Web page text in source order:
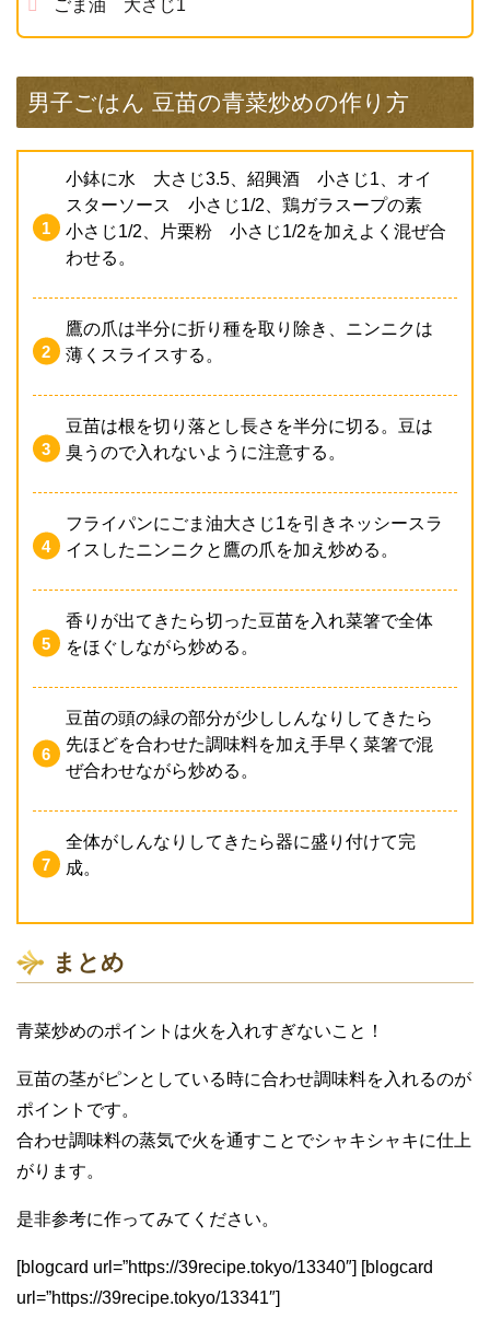
ごま油 大さじ1
男子ごはん 豆苗の青菜炒めの作り方
小鉢に水 大さじ3.5、紹興酒 小さじ1、オイ
スターソース 小さじ1/2、鶏ガラスープの素
小さじ1/2、片栗粉 小さじ1/2を加えよく混ぜ合
わせる。
鷹の爪は半分に折り種を取り除き、ニンニクは
薄くスライスする。
豆苗は根を切り落とし長さを半分に切る。豆は
臭うので入れないように注意する。
フライパンにごま油大さじ1を引きネッシースラ
イスしたニンニクと鷹の爪を加え炒める。
香りが出てきたら切った豆苗を入れ菜箸で全体
をほぐしながら炒める。
豆苗の頭の緑の部分が少ししんなりしてきたら
先ほどを合わせた調味料を加え手早く菜箸で混
ぜ合わせながら炒める。
全体がしんなりしてきたら器に盛り付けて完
成。
まとめ
青菜炒めのポイントは火を入れすぎないこと！
豆苗の茎がピンとしている時に合わせ調味料を入れるのが
ポイントです。
合わせ調味料の蒸気で火を通すことでシャキシャキに仕上
がります。
是非参考に作ってみてください。
[blogcard url=”https://39recipe.tokyo/13340″] [blogcard
url=”https://39recipe.tokyo/13341″]